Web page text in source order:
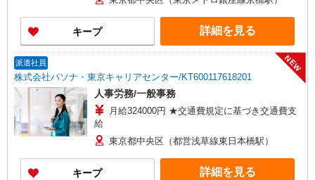
キープ 詳細を見る
派遣社員
株式会社パソナ・東京キャリアセンター/KT600117618201
NEW
人事労務/一般事務
月給324000円 ★交通費規定に基づき交通費支
給
東京都中央区（都営浅草線東日本橋駅）
キープ 詳細を見る